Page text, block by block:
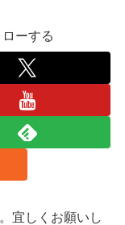
ーする
宜しくお願いし